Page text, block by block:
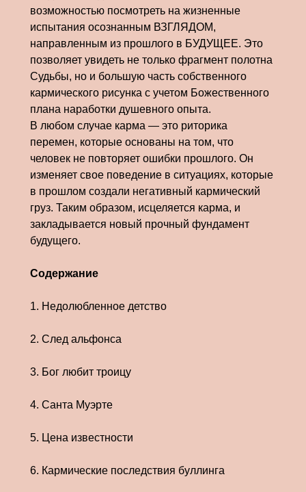
возможностью посмотреть на жизненные
испытания осознанным ВЗГЛЯДОМ,
направленным из прошлого в БУДУЩЕЕ. Это
позволяет увидеть не только фрагмент полотна
Судьбы, но и большую часть собственного
кармического рисунка с учетом Божественного
плана наработки душевного опыта.
В любом случае карма — это риторика
перемен, которые основаны на том, что
человек не повторяет ошибки прошлого. Он
изменяет свое поведение в ситуациях, которые
в прошлом создали негативный кармический
груз. Таким образом, исцеляется карма, и
закладывается новый прочный фундамент
будущего.
Содержание
1. Недолюбленное детство
2. След альфонса
3. Бог любит троицу
4. Санта Муэрте
5. Цена известности
6. Кармические последствия буллинга